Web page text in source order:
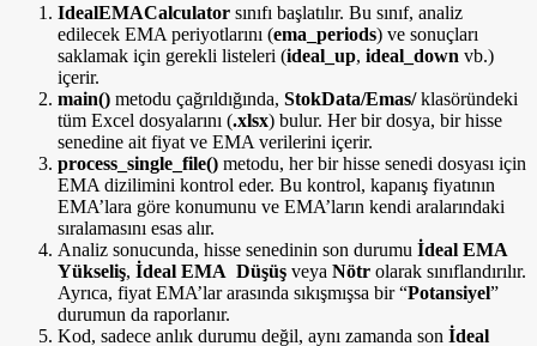
IdealEMACalculator sınıfı başlatılır. Bu sınıf, analiz
edilecek EMA periyotlarını (ema_periods) ve sonuçları
saklamak için gerekli listeleri (ideal_up, ideal_down vb.)
içerir.
main() metodu çağrıldığında, StokData/Emas/klasöründeki
tüm Excel dosyalarını (.xlsx) bulur. Her bir dosya, bir hisse
senedine ait fiyat ve EMA verilerini içerir.
process_single_file() metodu, her bir hisse senedi dosyası için
EMA dizilimini kontrol eder. Bu kontrol, kapanış fiyatının
EMA’lara göre konumunu ve EMA’ların kendi aralarındaki
sıralamasını esas alır.
Analiz sonucunda, hisse senedinin son durumu İdeal EMA
Yükseliş, İdeal EMA Düşüş veya Nötr olarak sınıflandırılır.
Ayrıca, fiyat EMA’lar arasında sıkışmışsa bir “Potansiyel”
durumun da raporlanır.
Kod, sadece anlık durumu değil, aynı zamanda son İdeal